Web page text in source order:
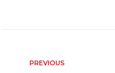
PREVIOUS